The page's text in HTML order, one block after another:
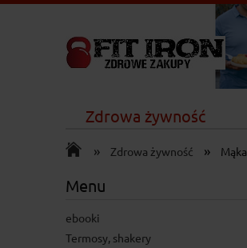
Zdrowa żywność
Nowości
» Zdrowa żywność » Mąka
Menu
ebooki
Termosy, shakery